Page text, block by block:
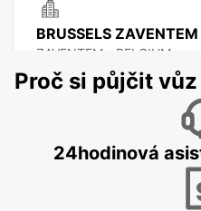
BRUSSELS
ZAVENTEM - BELGIUM
Proč si půjčit
24hodinová